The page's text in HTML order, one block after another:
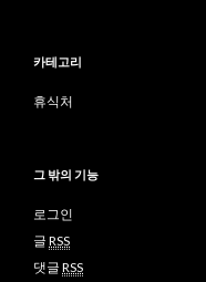
카테고리
휴식처
그 밖의 기능
로그인
글 RSS
댓글 RSS